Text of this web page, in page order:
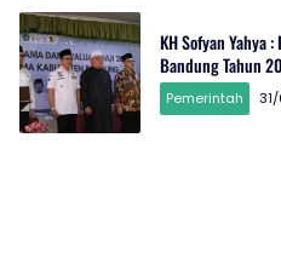
KH Sofyan Yahya
Bandung Tahun
Pemerintah